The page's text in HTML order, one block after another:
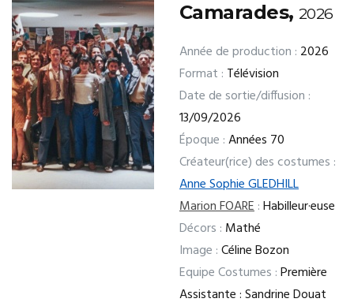
Camarades, 2026
Année de production : 2026
Format : Télévision
Date de sortie/diffusion :
13/09/2026
Époque :Années 70
Créateur(rice) des costumes :
Anne Sophie GLEDHILL
Marion FOARE:Habilleur·euse
Décors : Mathé
Image :Céline Bozon
Equipe Costumes :Première
Assistante : Sandrine Douat